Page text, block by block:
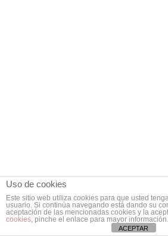
Uso de cookies
Este sitio web utiliza cookies para que usted
usuario. Si continúa navegando está dando su
aceptación de las mencionadas cookies y la
cookies, pinche el enlace para mayor información.
ACEPTAR